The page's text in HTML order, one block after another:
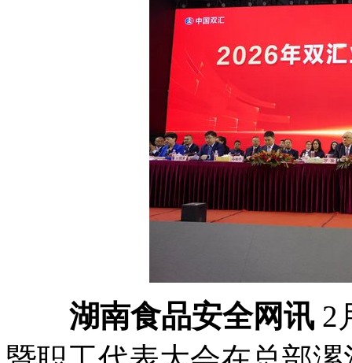
湖南食品安全网讯 2